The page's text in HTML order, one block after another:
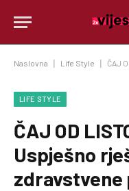
Naslovna Life Style ČAJ OD
LIFE STYLE
ČAJ OD
Uspješno